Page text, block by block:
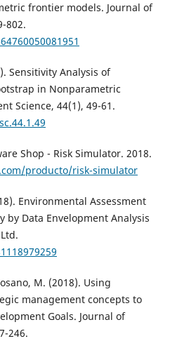
frontier models. Journal of
802.
Sensitivity Analysis of
in Nonparametric
Science, 44(1), 49-61.
Shop - Risk Simulator. 2018.
producto/risk-simulator
Environmental Assessment
by Data Envelopment Analysis
M. (2018). Using
management concepts to
Goals. Journal of
246.